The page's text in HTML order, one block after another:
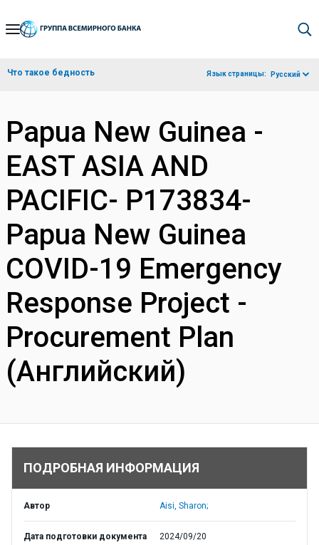
Skip
Navigation
Что такое бедность Язык страницы: Русский
Papua New Guinea -
EAST ASIA AND
PACIFIC- P173834-
Papua New Guinea
COVID-19 Emergency
Response Project -
Procurement Plan
(Английский)
ПОДРОБНАЯ ИНФОРМАЦИЯ
Автор Aisi, Sharon;
Дата подготовки документа 2024/09/20